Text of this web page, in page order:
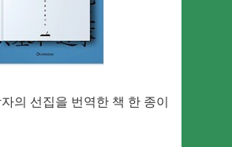
의 선집을 번역한 책 한 종이